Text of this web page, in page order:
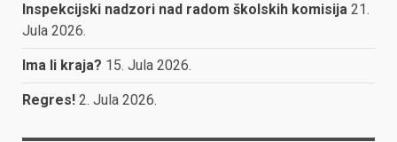
Inspekcijski nadzori nad radom školskih komisija 21.
Jula 2026.
Ima li kraja? 15. Jula 2026.
Regres! 2. Jula 2026.